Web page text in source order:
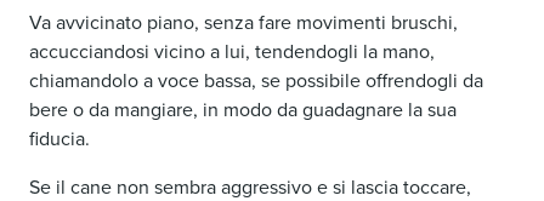
Va avvicinato piano, senza fare movimenti bruschi,
accucciandosi vicino a lui, tendendogli la mano,
chiamandolo a voce bassa, se possibile offrendogli da
bere o da mangiare, in modo da guadagnare la sua
fiducia.
Se il cane non sembra aggressivo e si lascia toccare,